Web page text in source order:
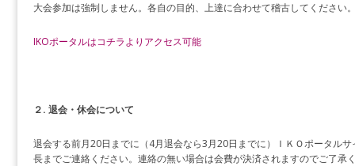
大会参加は強制しません。各自の目的、上達に合わせて稽古してください
IKOポータルはコチラよりアクセス可能
２. 退会・休会について
退会する前月20日までに（4月退会なら3月20日までに）ＩＫＯポータル
長までご連絡ください。連絡の無い場合は会費が決済されますのでご了承